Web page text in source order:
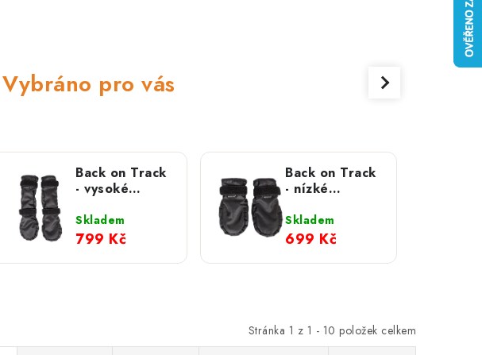
Vybráno pro vás
Back on Track
- vysoké
ponožky Lola
(1 pár)
Skladem
799 Kč
Back on Track
- nízké
ponožky Koda
(1 pár)
Skladem
699 Kč
Stránka 1 z 1 - 10 položek celkem